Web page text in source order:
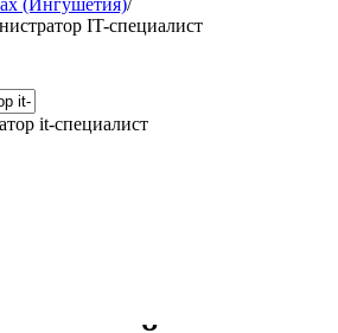
(Ингушетия)/
IT-специалист
it-специалист